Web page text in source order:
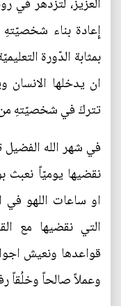
العزيز، لتزدهر
إِعادة بناء شخصيّتهِ
بمثابة الدّورة
ان يدخلها الانسان
تتركَ في شخصيّتهِ من
في شهر الله الفضيل
نقضيها يوميّاً نعبث
او ساعات اللهو في
التي نقضيها مع
قواعدها ونعيش
وعملاً صالحاً وخلُقاً